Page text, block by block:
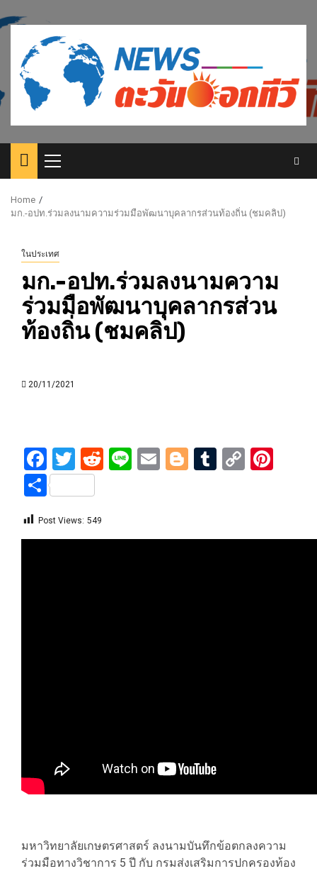
to
content
Primary
Menu
Home
มก.-อปท.ร่วมลงนามความร่วมมือพัฒนาบุคลากรส่วนท้องถิ่น (ชมคลิป)
ในประเทศ
มก.-อปท.ร่วมลงนามความ
ร่วมมือพัฒนาบุคลากรส่วน
ท้องถิ่น (ชมคลิป)
20/11/2021
Facebook
Twitter
Reddit
LineEmailBlogger
Tumblr
Copy
Share
Post Views: 549
​มหาวิทยาลัยเกษตรศาสตร์ ลงนามบันทึกข้อตกลงความ
ร่วมมือทางวิชาการ 5 ปี กับ กรมส่งเสริมการปกครองท้อง